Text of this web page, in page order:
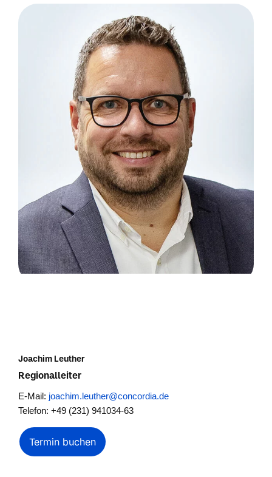
Joachim Leuther
Regionalleiter
E-Mail: joachim.leuther@concordia.de
Telefon: +49 (231) 941034-63
Termin buchen